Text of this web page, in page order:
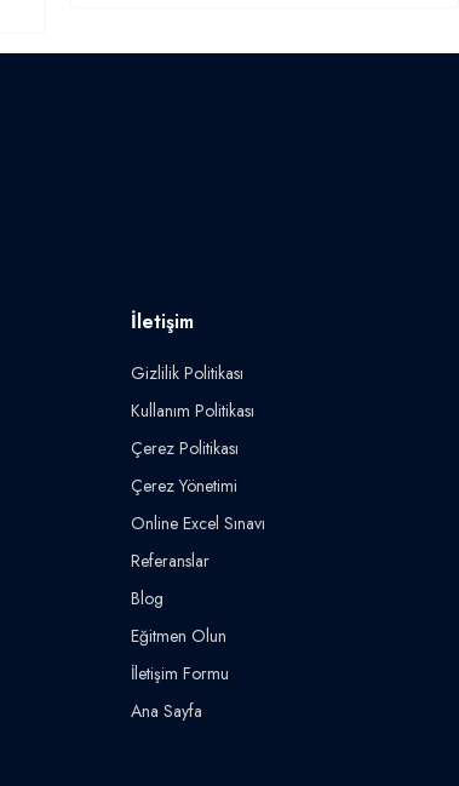
İletişim
Gizlilik Politikası
Kullanım Politikası
Çerez Politikası
Çerez Yönetimi
Online Excel Sınavı
Referanslar
Blog
Eğitmen Olun
İletişim Formu
Ana Sayfa